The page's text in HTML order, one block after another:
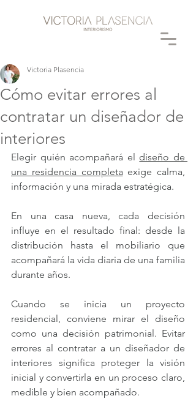
Cómo evitar errores al
contratar un diseñador de
interiores
Victoria Plasencia
Elegir quién acompañará el diseño de
una residencia completa exige calma,
información y una mirada estratégica.
En una casa nueva, cada decisión
influye en el resultado final: desde la
distribución hasta el mobiliario que
acompañará la vida diaria de una familia
durante años.
Cuando se inicia un proyecto
residencial, conviene mirar el diseño
como una decisión patrimonial. Evitar
errores al contratar a un diseñador de
interiores significa proteger la visión
inicial y convertirla en un proceso claro,
medible y bien acompañado.